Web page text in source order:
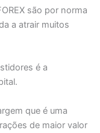
são por norma
a atrair muitos
é a
que é uma
de maior valor